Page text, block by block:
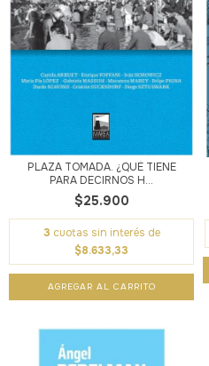
PLAZA TOMADA. ¿QUÉ TIENE
PARA DECIRNOS H...
$25.900
3 cuotas sin interés de
$8.633,33